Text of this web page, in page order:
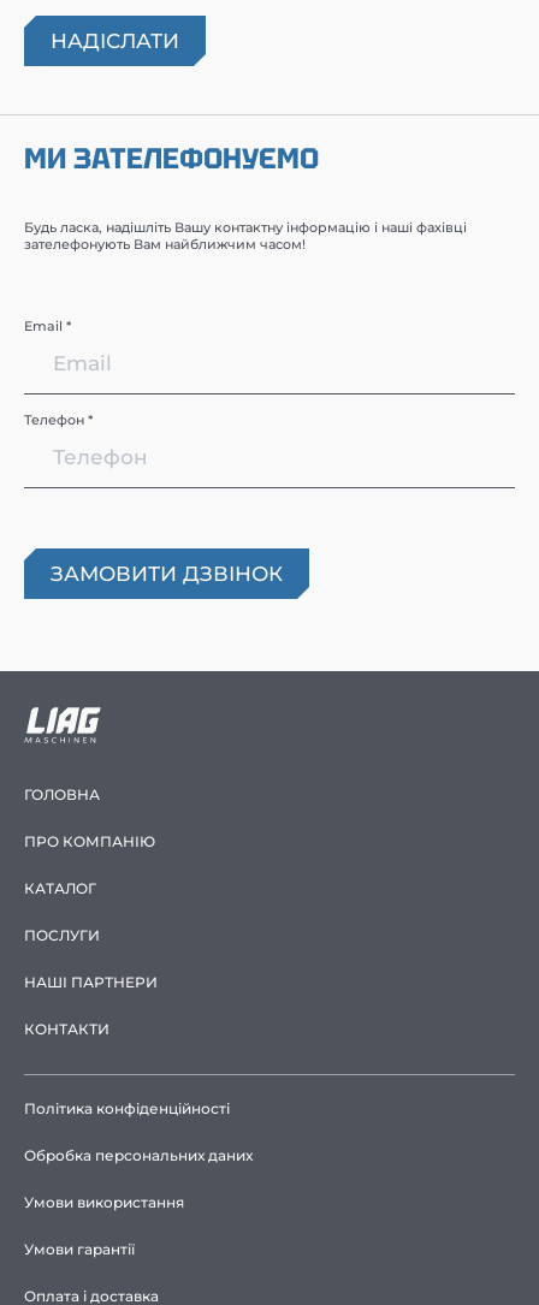
МИ ЗАТЕЛЕФОНУЄМО
Будь ласка, надішліть Вашу контактну інформацію і наші фахівці
зателефонують Вам найближчим часом!
Email *
Телефон *
ГОЛОВНА
ПРО КОМПАНІЮ
КАТАЛОГ
ПОСЛУГИ
НАШІ ПАРТНЕРИ
КОНТАКТИ
Політика конфіденційності
Обробка персональних даних
Умови використання
Умови гарантії
Оплата і доставка